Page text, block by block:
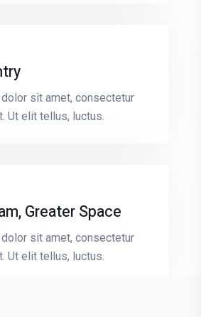
sit amet, consectetur
Ut elit tellus, luctus.
Greater Space
sit amet, consectetur
Ut elit tellus, luctus.